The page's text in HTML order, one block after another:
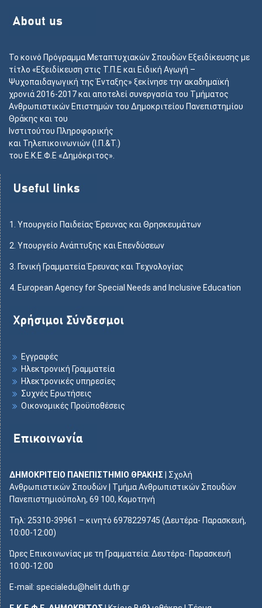
Το κοινό Πρόγραμμα Μεταπτυχιακών Σπουδών Εξειδίκευσης με
τίτλο «Εξειδίκευση στις Τ.Π.Ε και Ειδική Αγωγή –
Ψυχοπαιδαγωγική της Ένταξης» ξεκίνησε την ακαδημαϊκή
χρονιά 2016-2017 και αποτελεί συνεργασία του Τμήματος
Ανθρωπιστικών Επιστημών του Δημοκριτείου Πανεπιστημίου
Θράκης και του
Ινστιτούτου Πληροφορικής
και Τηλεπικοινωνιών (Ι.Π.&Τ.)
του Ε.Κ.Ε.Φ.Ε «Δημόκριτος».
1. Υπουργείο Παιδείας Έρευνας και Θρησκευμάτων
2. Υπουργείο Ανάπτυξης και Επενδύσεων
3. Γενική Γραμματεία Έρευνας και Τεχνολογίας
4. European Agency for Special Needs and Inclusive Education
Εγγραφές
Ηλεκτρονική Γραμματεία
Ηλεκτρονικές υπηρεσίες
Συχνές Ερωτήσεις
Οικονομικές Προϋποθέσεις
ΔΗΜΟΚΡΙΤΕΙΟ ΠΑΝΕΠΙΣΤΗΜΙΟ ΘΡΑΚΗΣ | Σχολή
Ανθρωπιστικών Σπουδών | Τμήμα Ανθρωπιστικών Σπουδών
Πανεπιστημιούπολη, 69 100, Κομοτηνή
Τηλ: 25310-39961 – κινητό 6978229745 (Δευτέρα- Παρασκευή,
10:00-12:00)
Ώρες Επικοινωνίας με τη Γραμματεία: Δευτέρα- Παρασκευή
10:00-12:00
E-mail: specialedu@helit.duth.gr